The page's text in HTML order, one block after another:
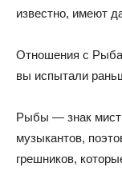
известно, имеют
Отношения с
вы испытали
Рыбы — знак
музыкантов,
грешников,